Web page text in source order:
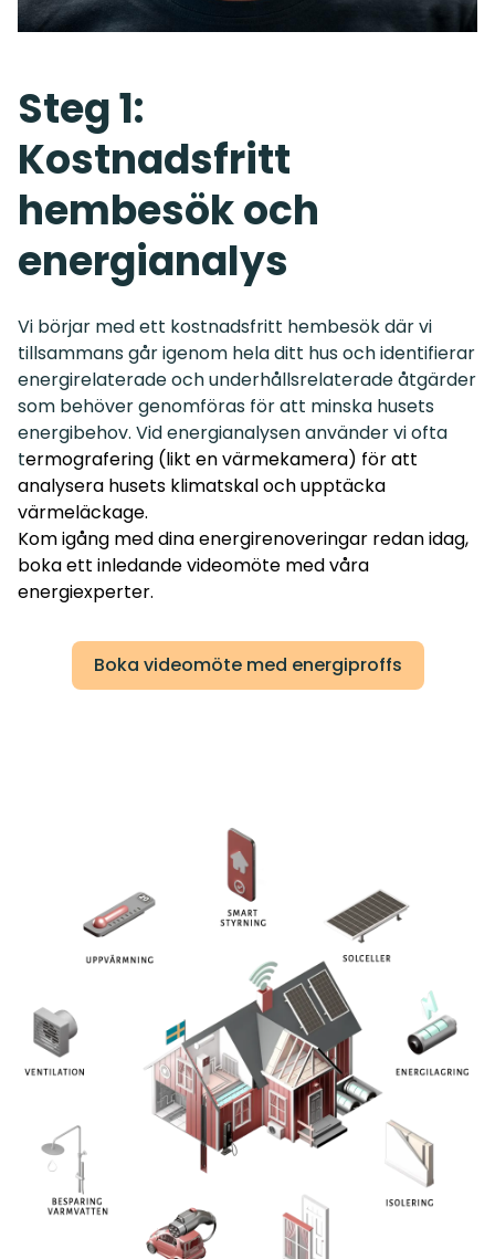
Steg 1:
Kostnadsfritt
hembesök och
energianalys
Vi börjar med ett kostnadsfritt hembesök där vi
tillsammans går igenom hela ditt hus och identifierar
energirelaterade och underhållsrelaterade åtgärder
som behöver genomföras för att minska husets
energibehov. Vid energianalysen använder vi ofta
termografering (likt en värmekamera) för att
analysera husets klimatskal och upptäcka
värmeläckage.
Kom igång med dina energirenoveringar redan idag,
boka ett inledande videomöte med våra
energiexperter.
Boka videomöte med energiproffs